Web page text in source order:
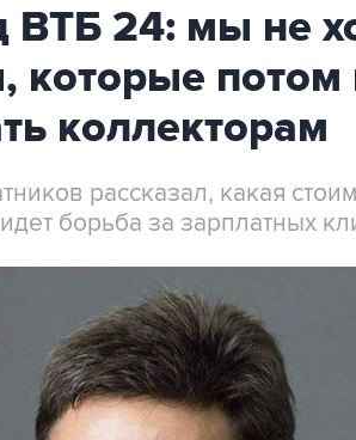
ВТБ 24: мы не
которые потом
коллекторам
рассказал, какая
борьба за зарплатных